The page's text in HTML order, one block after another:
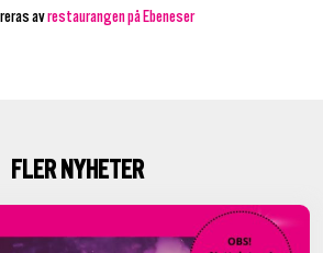
avrestaurangen på Ebeneser
FLER NYHETER